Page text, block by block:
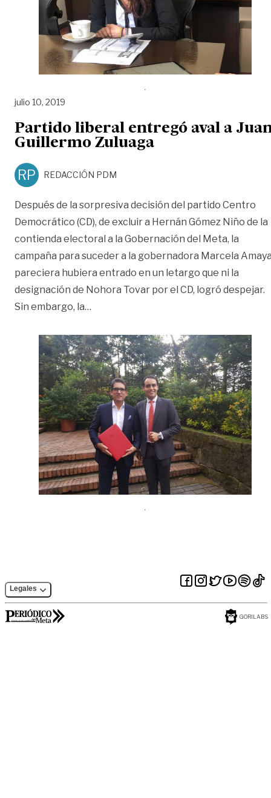
julio 10, 2019
Partido liberal entregó aval a
Guillermo Zuluaga
RP REDACCIÓN PDM
Después de la sorpresiva decisión del partido Centro
Democrático (CD), de excluir a Hernán Gómez Niño de la
contienda electoral a la Gobernación del Meta, la
campaña para suceder a la gobernadora Marcela
pareciera hubiera entrado en un letargo que ni la
designación de Nohora Tovar por el CD, logró despejar.
Sin embargo, la…
Legales
GORILABS